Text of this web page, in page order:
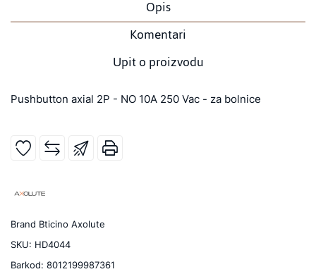
Opis
Komentari
Upit o proizvodu
Pushbutton axial 2P - NO 10A 250 Vac - za bolnice
Brand Bticino Axolute
SKU: HD4044
Barkod: 8012199987361